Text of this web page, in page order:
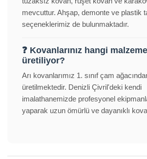
mevcuttur. Ahşap, demonte ve plastik
seçeneklerimiz de bulunmaktadır.
❓ Kovanlarınız hangi
üretiliyor?
Arı kovanlarımız 1. sınıf çam
üretilmektedir. Denizli Çivril'deki kendi
imalathanemizde profesyonel
yaparak uzun ömürlü ve dayanıklı